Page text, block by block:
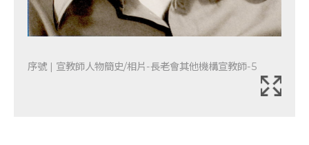
序號 | 宣教師人物簡史/相片-長老會其他機構宣教師-5